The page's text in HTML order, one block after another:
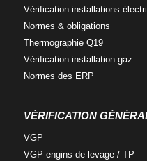
Vérification installations
Normes & obligations
Thermographie Q19
Vérification installation gaz
Normes des ERP
VÉRIFICATION
VGP
VGP engins de levage / TP